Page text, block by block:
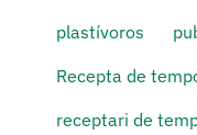
plastívoros
Recepta de
receptari de